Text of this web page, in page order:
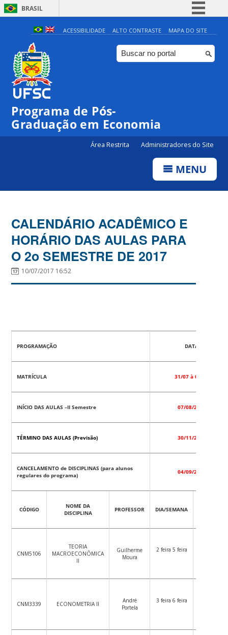
BRASIL
Simplifique!
Comunica BR
Participe
ACESSIBILIDADE ALTO CONTRASTE MAPA DO SITE
Programa de Pós-
Graduação em Economia
Área Restrita Administradores do Site
MENU
CALENDÁRIO ACADÊMICO E
HORÁRIO DAS AULAS PARA
O 2o SEMESTRE DE 2017
10/07/2017 16:52
PROGRAMAÇÃO DATA
MATRÍCULA 31/07 à 02/08
INÍCIO DAS AULAS –II Semestre 07/08/2017
TÉRMINO DAS AULAS (Previsão) 30/11/2017
CANCELAMENTO de DISCIPLINAS (para alunos
regulares do programa)
04/09/2017
CÓDIGO
NOME DA
DISCIPLINA
PROFESSOR DIA/SEMANA
CNM5106
TEORIA
MACROECONÔMICA
II
Guilherme
Moura
2 feira 5 feira
CNM3339 ECONOMETRIA II
André
Portela
3 feira 6 feira